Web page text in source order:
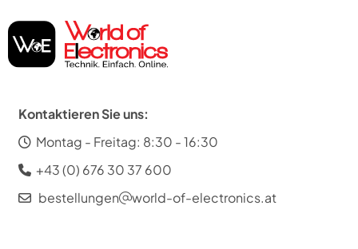
Kontaktieren Sie uns:
Montag - Freitag: 8:30 - 16:30
+43 (0) 676 30 37 600
bestellungen
world-of-electronics.at